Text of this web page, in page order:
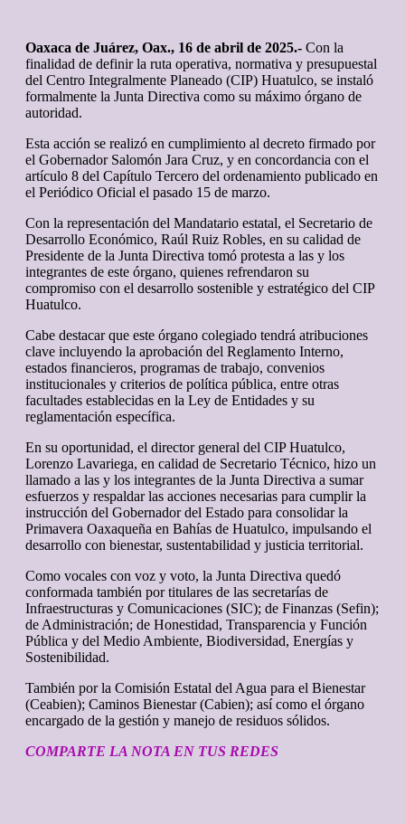
Oaxaca de Juárez, Oax., 16 de abril de 2025.- Con la
finalidad de definir la ruta operativa, normativa y presupuestal
del Centro Integralmente Planeado (CIP) Huatulco, se instaló
formalmente la Junta Directiva como su máximo órgano de
autoridad.
Esta acción se realizó en cumplimiento al decreto firmado por
el Gobernador Salomón Jara Cruz, y en concordancia con el
artículo 8 del Capítulo Tercero del ordenamiento publicado en
el Periódico Oficial el pasado 15 de marzo.
Con la representación del Mandatario estatal, el Secretario de
Desarrollo Económico, Raúl Ruiz Robles, en su calidad de
Presidente de la Junta Directiva tomó protesta a las y los
integrantes de este órgano, quienes refrendaron su
compromiso con el desarrollo sostenible y estratégico del CIP
Huatulco.
Cabe destacar que este órgano colegiado tendrá atribuciones
clave incluyendo la aprobación del Reglamento Interno,
estados financieros, programas de trabajo, convenios
institucionales y criterios de política pública, entre otras
facultades establecidas en la Ley de Entidades y su
reglamentación específica.
En su oportunidad, el director general del CIP Huatulco,
Lorenzo Lavariega, en calidad de Secretario Técnico, hizo un
llamado a las y los integrantes de la Junta Directiva a sumar
esfuerzos y respaldar las acciones necesarias para cumplir la
instrucción del Gobernador del Estado para consolidar la
Primavera Oaxaqueña en Bahías de Huatulco, impulsando el
desarrollo con bienestar, sustentabilidad y justicia territorial.
Como vocales con voz y voto, la Junta Directiva quedó
conformada también por titulares de las secretarías de
Infraestructuras y Comunicaciones (SIC); de Finanzas (Sefin);
de Administración; de Honestidad, Transparencia y Función
Pública y del Medio Ambiente, Biodiversidad, Energías y
Sostenibilidad.
También por la Comisión Estatal del Agua para el Bienestar
(Ceabien); Caminos Bienestar (Cabien); así como el órgano
encargado de la gestión y manejo de residuos sólidos.
COMPARTE LA NOTA EN TUS REDES